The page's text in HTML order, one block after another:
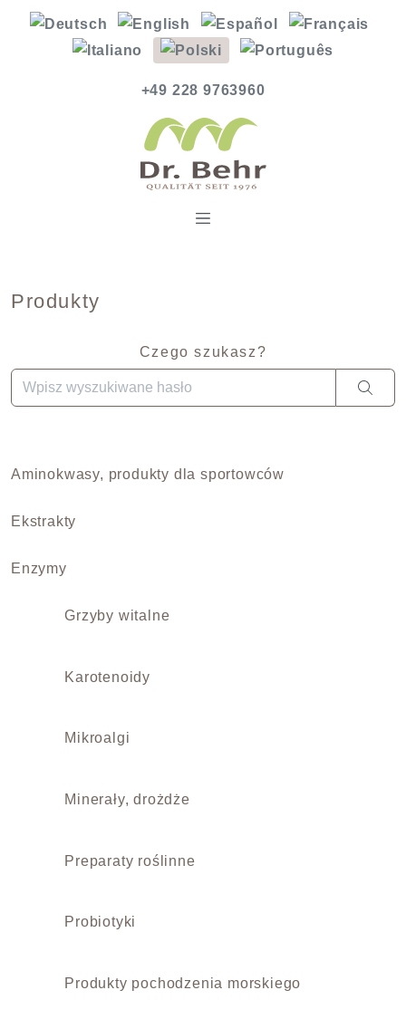
+49 228 9763960
Produkty
Czego szukasz?
Gdy dostępne są wyniki autouzupełniania, użyj strzałek w
Aminokwasy, produkty dla sportowców
Ekstrakty
Enzymy
Grzyby witalne
Karotenoidy
Mikroalgi
Minerały, drożdże
Preparaty roślinne
Probiotyki
Produkty pochodzenia morskiego